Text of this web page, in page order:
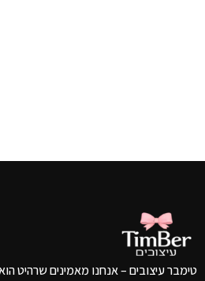
טימבר עיצובים – אנחנו מאמינים שרהיט